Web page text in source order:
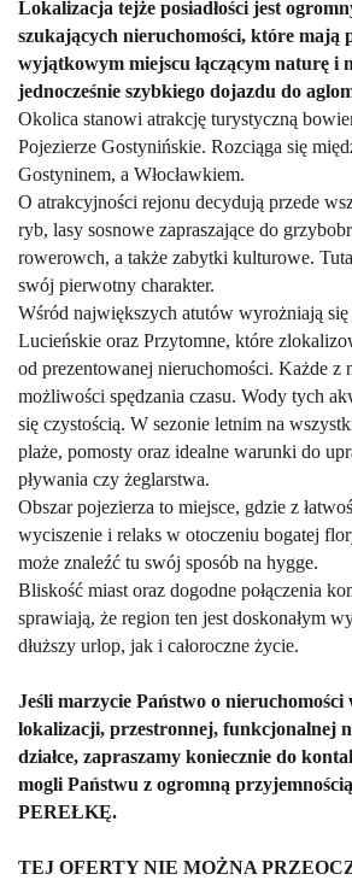
Lokalizacja tejże posiadłości jest
szukających nieruchomości, które mają
wyjątkowym miejscu łączącym naturę i
jednocześnie szybkiego dojazdu do
Okolica stanowi atrakcję turystyczną
Pojezierze Gostynińskie. Rozciąga się
Gostyninem, a Włocławkiem.
O atrakcyjności rejonu decydują przede
ryb, lasy sosnowe zapraszające do
rowerowch, a także zabytki kulturowe.
swój pierwotny charakter.
Wśród największych atutów wyrożniają się
Lucieńskie oraz Przytomne, które
od prezentowanej nieruchomości. Każde z
możliwości spędzania czasu. Wody tych
się czystością. W sezonie letnim na
plaże, pomosty oraz idealne warunki do
pływania czy żeglarstwa.
Obszar pojezierza to miejsce, gdzie z
wyciszenie i relaks w otoczeniu bogatej
może znaleźć tu swój sposób na hygge.
Bliskość miast oraz dogodne połączenia
sprawiają, że region ten jest doskonałym
dłuższy urlop, jak i całoroczne życie.
Jeśli marzycie Państwo o
lokalizacji, przestronnej, funkcjonalnej
działce, zapraszamy koniecznie do
mogli Państwu z ogromną
PEREŁKĘ.
TEJ OFERTY NIE MOŻNA